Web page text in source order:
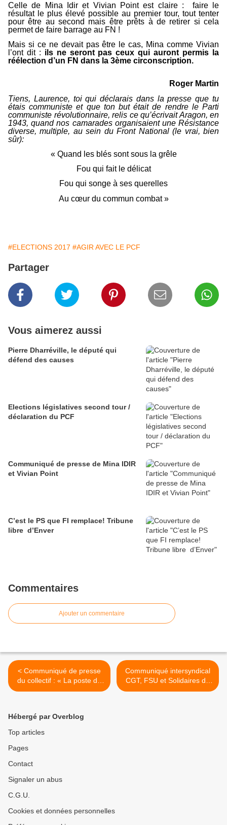
Celle de Mina Idir et Vivian Point est claire : faire le
résultat le plus élevé possible au premier tour, tout tenter
pour être au second mais être prêts à de retirer si cela
permet de faire barrage au FN !
Mais si ce ne devait pas être le cas, Mina comme Vivian
l’ont dit : ils ne seront pas ceux qui auront permis la
réélection d’un FN dans la 3ème circonscription.
Roger Martin
Tiens, Laurence, toi qui déclarais dans la presse que tu
étais communiste et que ton but était de rendre le Parti
communiste révolutionnaire, relis ce qu’écrivait Aragon, en
1943, quand nos camarades organisaient une Résistance
diverse, multiple, au sein du Front National (le vrai, bien
sûr):
« Quand les blés sont sous la grêle
Fou qui fait le délicat
Fou qui songe à ses querelles
Au cœur du commun combat »
#ELECTIONS 2017 #AGIR AVEC LE PCF
Partager
Vous aimerez aussi
Pierre Dharréville, le député qui
défend des causes
Elections législatives second tour /
déclaration du PCF
Communiqué de presse de Mina IDIR
et Vivian Point
C’est le PS que FI remplace! Tribune
libre d’Enver
Commentaires
Ajouter un commentaire
< Communiqué de presse
du collectif : « La poste de
notre village en danger » de
Communiqué intersyndical
CGT, FSU et Solidaires du
Vaucluse, Avignon, 2 juin
Hébergé par Overblog
Top articles
Pages
Contact
Signaler un abus
C.G.U.
Cookies et données personnelles